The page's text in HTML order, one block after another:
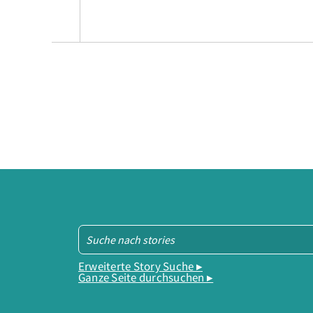
Erweiterte Story Suche ▸
Ganze Seite durchsuchen ▸